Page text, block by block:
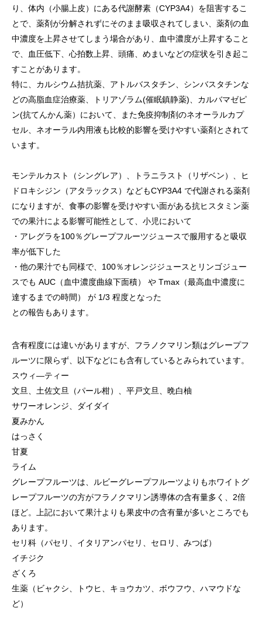
り、体内（小腸上皮）にある代謝酵素（CYP3A4）を阻害するこ
とで、薬剤が分解されずにそのまま吸収されてしまい、薬剤の血
中濃度を上昇させてしまう場合があり、血中濃度が上昇すること
で、血圧低下、心拍数上昇、頭痛、めまいなどの症状を引き起こ
すことがあります。
特に、カルシウム拮抗薬、アトルバスタチン、シンバスタチンな
どの高脂血症治療薬、トリアゾラム(催眠鎮静薬)、カルバマゼピ
ン(抗てんかん薬）において、また免疫抑制剤のネオーラルカプ
セル、ネオーラル内用液も比較的影響を受けやすい薬剤とされて
います。
モンテルカスト（シングレア）、トラニラスト（リザベン）、ヒ
ドロキシジン（アタラックス）などもCYP3A4 で代謝される薬剤
になりますが、食事の影響を受けやすい面がある抗ヒスタミン薬
での果汁による影響可能性として、小児において
・アレグラを100％グレープフルーツジュースで服用すると吸収
率が低下した
・他の果汁でも同様で、100％オレンジジュースとリンゴジュー
スでも AUC（血中濃度曲線下面積） や Tmax（最高血中濃度に
達するまでの時間） が 1/3 程度となった
との報告もあります。
含有程度には違いがありますが、フラノクマリン類はグレープフ
ルーツに限らず、以下などにも含有しているとみられています。
スウィ―ティー
文旦、土佐文旦（パール柑）、平戸文旦、晩白柚
サワーオレンジ、ダイダイ
夏みかん
はっさく
甘夏
ライム
グレープフルーツは、ルビーグレープフルーツよりもホワイトグ
レープフルーツの方がフラノクマリン誘導体の含有量多く、2倍
ほど。上記において果汁よりも果皮中の含有量が多いところでも
あります。
セリ科（パセリ、イタリアンパセリ、セロリ、みつば）
イチジク
ざくろ
生薬（ビャクシ、トウヒ、キョウカツ、ボウフウ、ハマウドな
ど）